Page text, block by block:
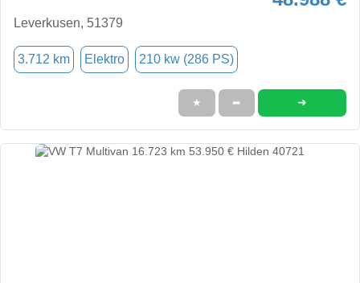
Leverkusen, 51379
3.712 km Elektro 210 kw (286 PS)
★ ➦ ➜